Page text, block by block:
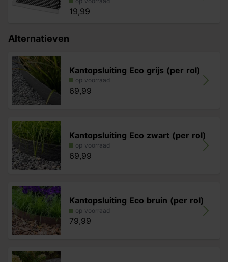
19,99
Alternatieven
Kantopsluiting Eco grijs (per rol)
op voorraad
69,99
Kantopsluiting Eco zwart (per rol)
op voorraad
69,99
Kantopsluiting Eco bruin (per rol)
op voorraad
79,99